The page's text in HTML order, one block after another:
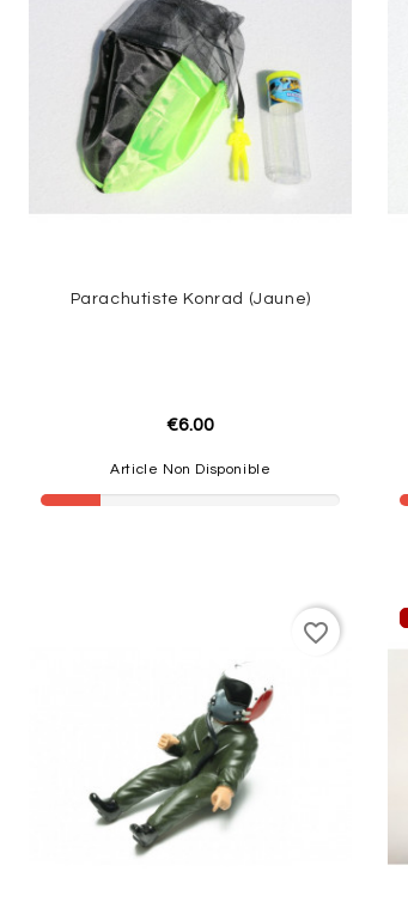
Parachutiste Konrad (Jaune)
€6.00
Article Non Disponible
favorite_border